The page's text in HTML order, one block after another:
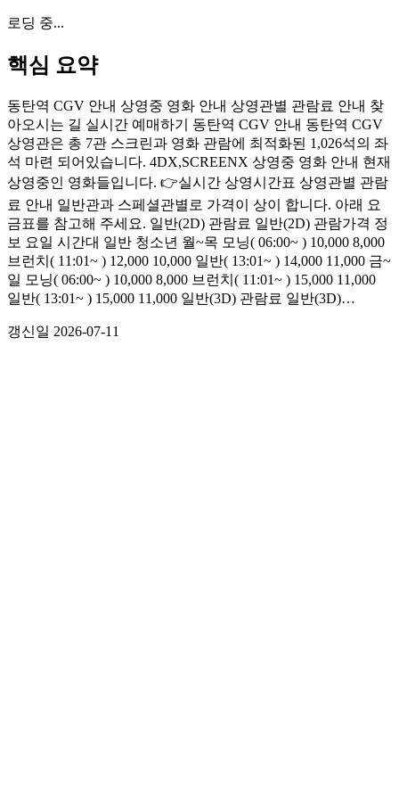
로딩 중...
핵심 요약
동탄역 CGV 안내 상영중 영화 안내 상영관별 관람료 안내 찾
아오시는 길 실시간 예매하기 동탄역 CGV 안내 동탄역 CGV
상영관은 총 7관 스크린과 영화 관람에 최적화된 1,026석의 좌
석 마련 되어있습니다. 4DX,SCREENX 상영중 영화 안내 현재
상영중인 영화들입니다. 👉실시간 상영시간표 상영관별 관람
료 안내 일반관과 스페셜관별로 가격이 상이 합니다. 아래 요
금표를 참고해 주세요. 일반(2D) 관람료 일반(2D) 관람가격 정
보 요일 시간대 일반 청소년 월~목 모닝( 06:00~ ) 10,000 8,000
브런치( 11:01~ ) 12,000 10,000 일반( 13:01~ ) 14,000 11,000 금~
일 모닝( 06:00~ ) 10,000 8,000 브런치( 11:01~ ) 15,000 11,000
일반( 13:01~ ) 15,000 11,000 일반(3D) 관람료 일반(3D)…
갱신일 2026-07-11